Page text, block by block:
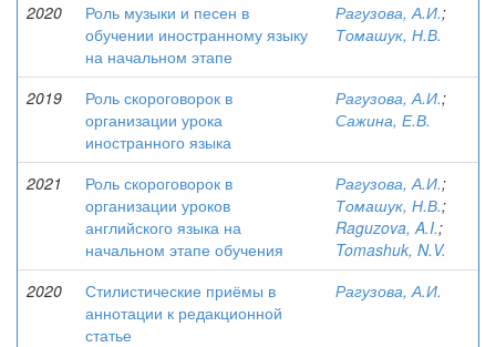
2020
Роль музыки и песен в
обучении иностранному языку
на начальном этапе
Рагузова, А.И.;
Томашук, Н.В.
2019
Роль скороговорок в
организации урока
иностранного языка
Рагузова, А.И.;
Сажина, Е.В.
2021
Роль скороговорок в
организации уроков
английского языка на
начальном этапе обучения
Рагузова, А.И.;
Томашук, Н.В.;
Raguzova, A.I.;
Tomashuk, N.V.
2020
Стилистические приёмы в
аннотации к редакционной
статье
Рагузова, А.И.